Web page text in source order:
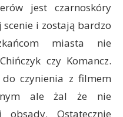
jest czarnoskóry
i zostają bardzo
miasta nie
czy Komancz.
czynienia z filmem
ale żal że nie
obsady. Ostatecznie